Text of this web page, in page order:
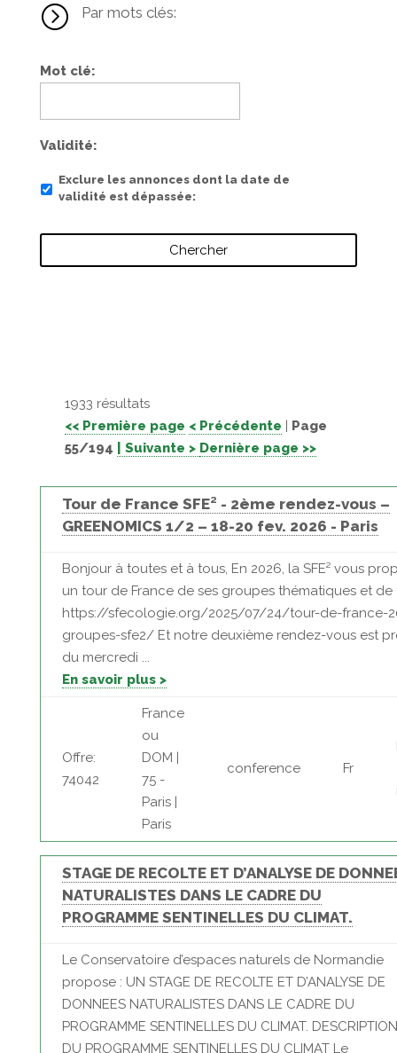
= Par mots clés:
Mot clé
Validité
Exclure les annonces dont la date de
validité est dépassée
1933 résultats
<< Première page < Précédente | Page
55/194
| Suivante > Dernière page >>
Tour de France SFE² - 2ème rendez-vous –
GREENOMICS 1/2 – 18-20 fev. 2026 - Paris
Bonjour à toutes et à tous, En 2026, la SFE² vous
un tour de France de ses groupes thématiques et de
https://sfecologie.org/2025/07/24/tour-de-france-
groupes-sfe2/ Et notre deuxième rendez-vous est
du mercredi ...
En savoir plus >
Offre:
74042
France
ou
DOM |
75 -
Paris |
Paris
conference Fr
STAGE DE RECOLTE ET D’ANALYSE DE
NATURALISTES DANS LE CADRE DU
PROGRAMME SENTINELLES DU CLIMAT.
Le Conservatoire d’espaces naturels de Normandie
propose : UN STAGE DE RECOLTE ET D’ANALYSE DE
DONNEES NATURALISTES DANS LE CADRE DU
PROGRAMME SENTINELLES DU CLIMAT. DESCRIPTION
DU PROGRAMME SENTINELLES DU CLIMAT Le